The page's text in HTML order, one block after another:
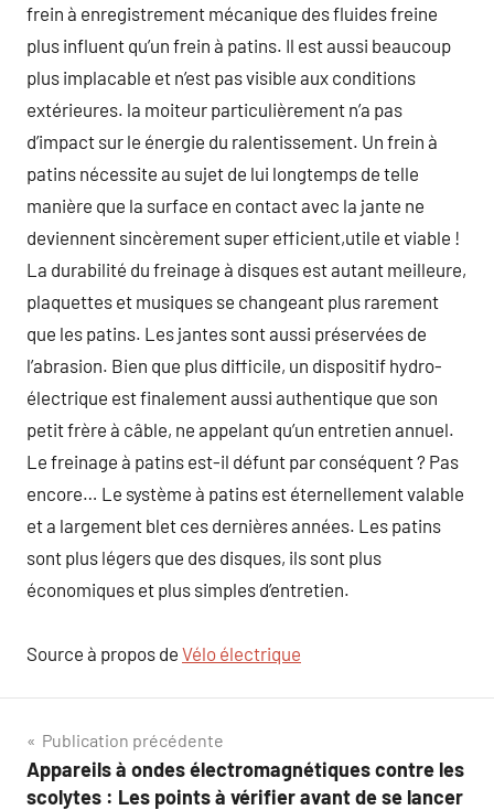
frein à enregistrement mécanique des fluides freine
plus influent qu’un frein à patins. Il est aussi beaucoup
plus implacable et n’est pas visible aux conditions
extérieures. la moiteur particulièrement n’a pas
d’impact sur le énergie du ralentissement. Un frein à
patins nécessite au sujet de lui longtemps de telle
manière que la surface en contact avec la jante ne
deviennent sincèrement super efficient,utile et viable !
La durabilité du freinage à disques est autant meilleure,
plaquettes et musiques se changeant plus rarement
que les patins. Les jantes sont aussi préservées de
l’abrasion. Bien que plus difficile, un dispositif hydro-
électrique est finalement aussi authentique que son
petit frère à câble, ne appelant qu’un entretien annuel.
Le freinage à patins est-il défunt par conséquent ? Pas
encore… Le système à patins est éternellement valable
et a largement blet ces dernières années. Les patins
sont plus légers que des disques, ils sont plus
économiques et plus simples d’entretien.
Source à propos de Vélo électrique
Navigation
de
Publication précédente
Appareils à ondes électromagnétiques contre les
scolytes : Les points à vérifier avant de se lancer